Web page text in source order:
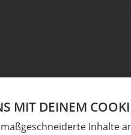
MIT DEINEM
Inhalte